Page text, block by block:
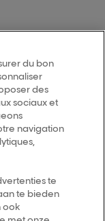
du bon
des
sociaux et
navigation
te
te bieden
ook